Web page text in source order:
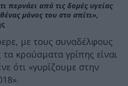
περνάει από τις δομές υγείας
μόνος του στο σπίτι»,
με τους συναδέλφους
κρούσματα γρίπης είναι
ότι «γυρίζουμε στην